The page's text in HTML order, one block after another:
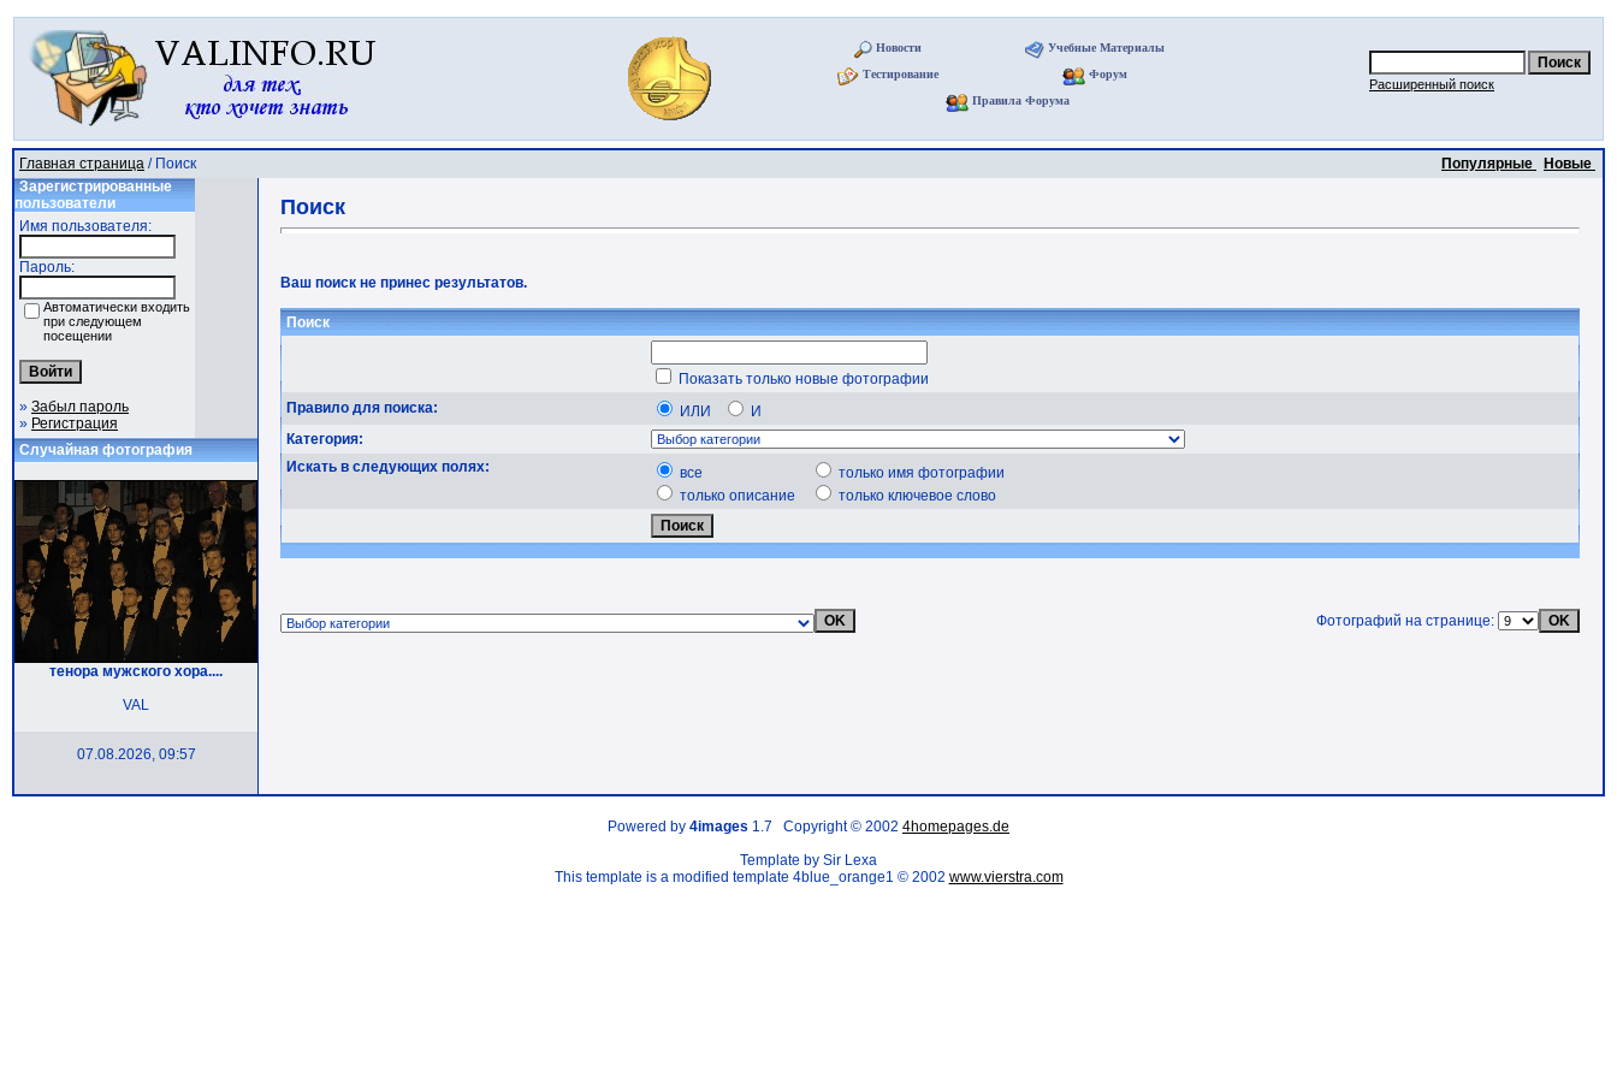
Новости
Учебные Материалы
Тестирование
Форум
Правила Форума
Расширенный поиск
Главная страница / Поиск Популярные
Новые
Зарегистрированные
пользователи
Имя пользователя:
Пароль:
Автоматически входить
при следующем
посещении
» Забыл пароль
» Регистрация
Случайная фотография
тенора мужского хора....
VAL
07.08.2026, 09:57
Поиск
Ваш поиск не принес результатов.
Поиск
Показать только новые фотографии
Правило для поиска:
ИЛИ
И
Категория:
Искать в следующих полях:
все
только имя фотографии
только описание
только ключевое слово
Фотографий на странице:
Powered by 4images 1.7 Copyright © 2002 4homepages.de
Template by Sir Lexa
This template is a modified template 4blue_orange1 © 2002 www.vierstra.com